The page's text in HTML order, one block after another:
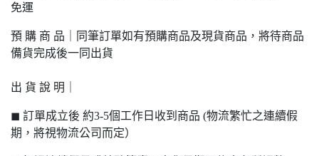
免運
預 購 商 品｜同筆訂單如有預購商品及現貨商品，將待商品
備貨完成後一同出貨
出 貨 說 明｜
◼ 訂單成立後 約3-5個工作日收到商品 (物流繁忙之連續假
期，將視物流公司而定）